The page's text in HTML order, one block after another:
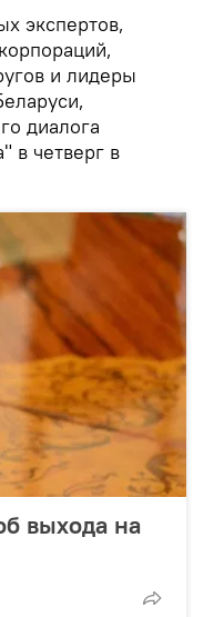
экспертов,
и лидеры
диалога
в четверг в
выхода на